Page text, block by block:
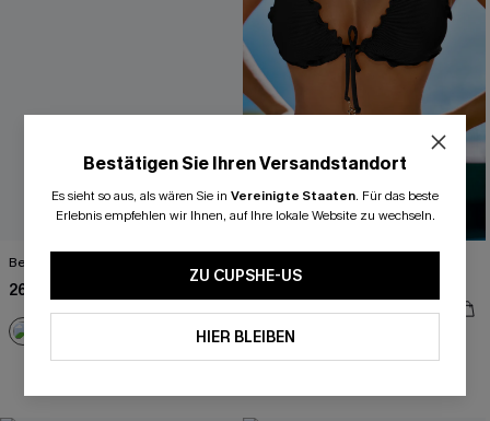
Beiges Ärmelloses Strick-Strand-Top
26,00 €
Waist Neckholder-Bikini-Set
48,00 €
Bestätigen Sie Ihren Versandstandort
Es sieht so aus, als wären Sie in Vereinigte Staaten. Für das beste
Erlebnis empfehlen wir Ihnen, auf Ihre lokale Website zu wechseln.
ZU CUPSHE-US
HIER BLEIBEN